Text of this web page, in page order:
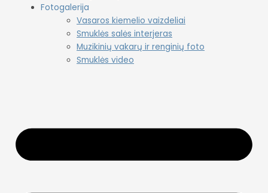
Fotogalerija
Vasaros kiemelio vaizdeliai
Smuklės salės interjeras
Muzikinių vakarų ir renginių foto
Smuklės video